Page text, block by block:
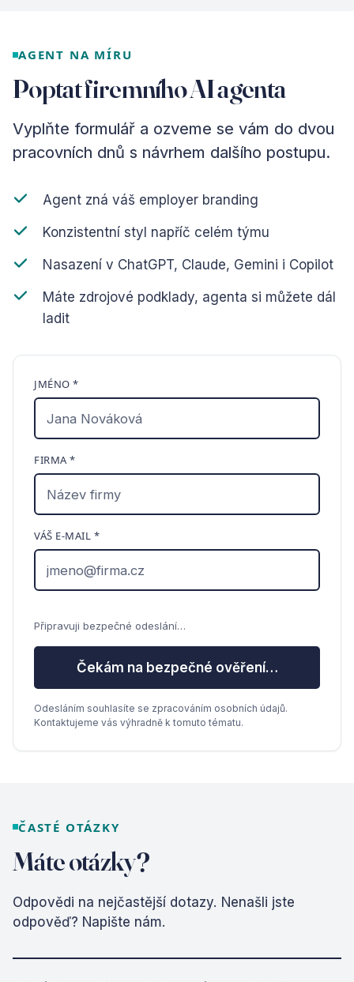
AGENT NA MÍRU
Poptat firemního AI agenta
Vyplňte formulář a ozveme se vám do dvou
pracovních dnů s návrhem dalšího postupu.
Agent zná váš employer branding
Konzistentní styl napříč celém týmu
Nasazení v ChatGPT, Claude, Gemini i Copilot
Máte zdrojové podklady, agenta si můžete dál
ladit
JMÉNO *
FIRMA *
VÁŠ E-MAIL *
Připravuji bezpečné odeslání…
Čekám na bezpečné ověření…
Odesláním souhlasíte se zpracováním osobních údajů.
Kontaktujeme vás výhradně k tomuto tématu.
ČASTÉ OTÁZKY
Máte otázky?
Odpovědi na nejčastější dotazy. Nenašli jste
odpověď? Napište nám.